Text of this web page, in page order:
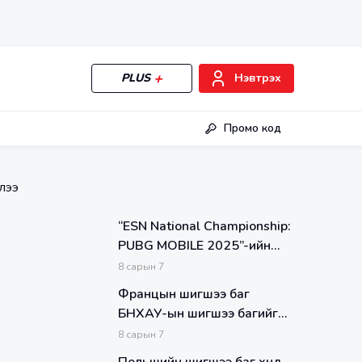
PLUS Нэвтрэх
Промо код
“ESN National Championship:
PUBG MOBILE 2025”-ийн
Шилдгүүд тодорлоо
8сарын 7
Францын шигшээ баг
БНХАУ-ын шигшээ багийг
хожиж шуугиан тарьсан бол
Бразилын шигшээ баг
8сарын 7